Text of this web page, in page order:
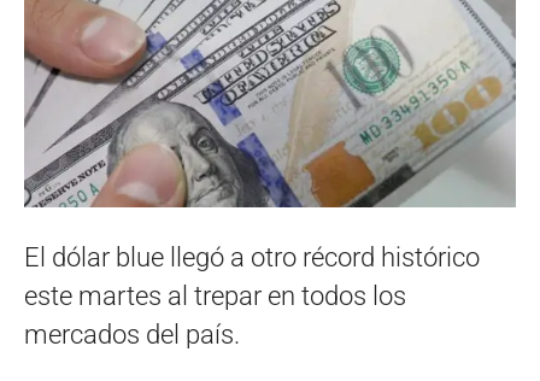
El dólar blue llegó a otro récord histórico
este martes al trepar en todos los
mercados del país.